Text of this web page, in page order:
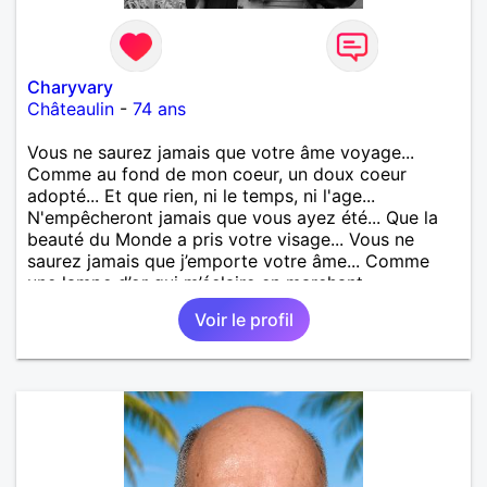
Charyvary
Châteaulin - 74 ans
Vous ne saurez jamais que votre âme voyage...
Comme au fond de mon coeur, un doux coeur
adopté... Et que rien, ni le temps, ni l'age...
N'empêcheront jamais que vous ayez été... Que la
beauté du Monde a pris votre visage... Vous ne
saurez jamais que j’emporte votre âme... Comme
une lampe d’or qui m’éclaire en marchant...
Voir le profil